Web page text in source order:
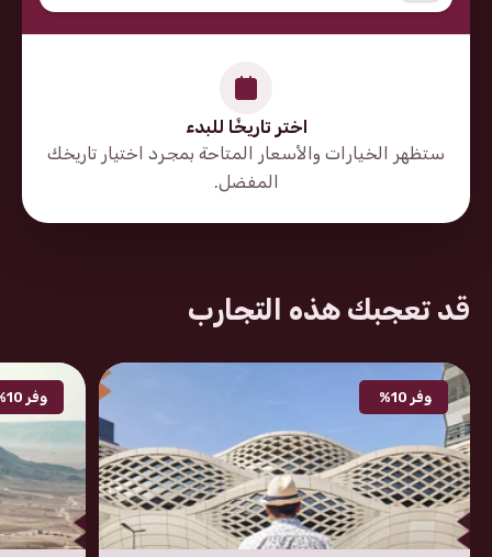
اختر تاريخًا للبدء
ستظهر الخيارات والأسعار المتاحة بمجرد اختيار تاريخك
المفضل.
قد تعجبك هذه التجارب
وفر 10% وفر 10%